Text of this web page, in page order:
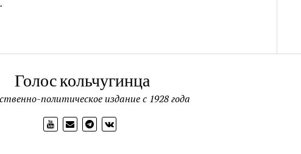
Голос кольчугинца
политическое издание с 1928 года